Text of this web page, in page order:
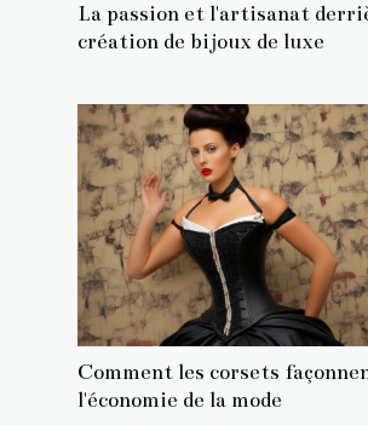
La passion et l'artisanat
création de bijoux de luxe
Comment les corsets
l'économie de la mode